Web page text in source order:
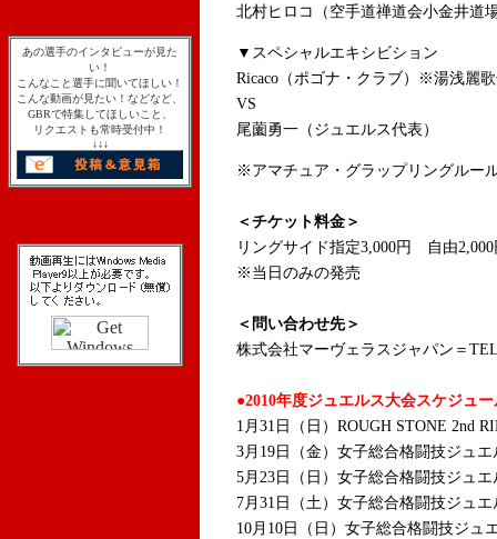
あの選手のインタビューが見た
い！
こんなこと選手に聞いてほしい！
こんな動画が見たい！などなど、
GBRで特集してほしいこと、
リクエストも常時受付中！
↓↓↓
北村ヒロコ（空手道禅道会小金井道
▼スペシャルエキシビション
Ricaco（ポゴナ・クラブ）※湯浅麗
VS
尾薗勇一（ジュエルス代表）
※アマチュア・グラップリングルー
＜チケット料金＞
リングサイド指定3,000円 自由2,000
※当日のみの発売
＜問い合わせ先＞
株式会社マーヴェラスジャパン＝
●2010年度ジュエルス大会スケジュー
1月31日（日）ROUGH STONE 2nd
3月19日（金）女子総合格闘技ジュ
5月23日（日）女子総合格闘技ジュ
7月31日（土）女子総合格闘技ジュ
10月10日（日）女子総合格闘技ジ